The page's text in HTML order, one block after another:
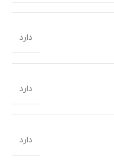
دارد
دارد
دارد